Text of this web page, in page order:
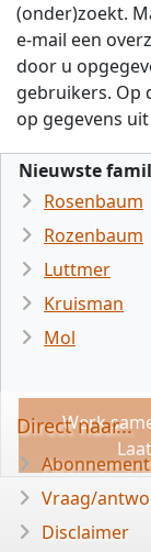
(onder)zoekt.
e-mail een
door u
gebruikers. Op
op gegevens
Nieuwste
Rosenbaum
Rozenbaum
Luttmer
Kruisman
Mol
Werk
Direct naar...
Abonnement
Vraag/
Disclaimer